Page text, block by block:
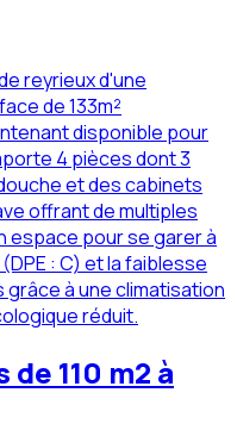
reyrieux d'une
de 133m²
disponible pour
4 pièces dont 3
et des cabinets
offrant de multiples
espace pour se garer à
: C) et la faiblesse
à une climatisation
réduit.
110 m2 à